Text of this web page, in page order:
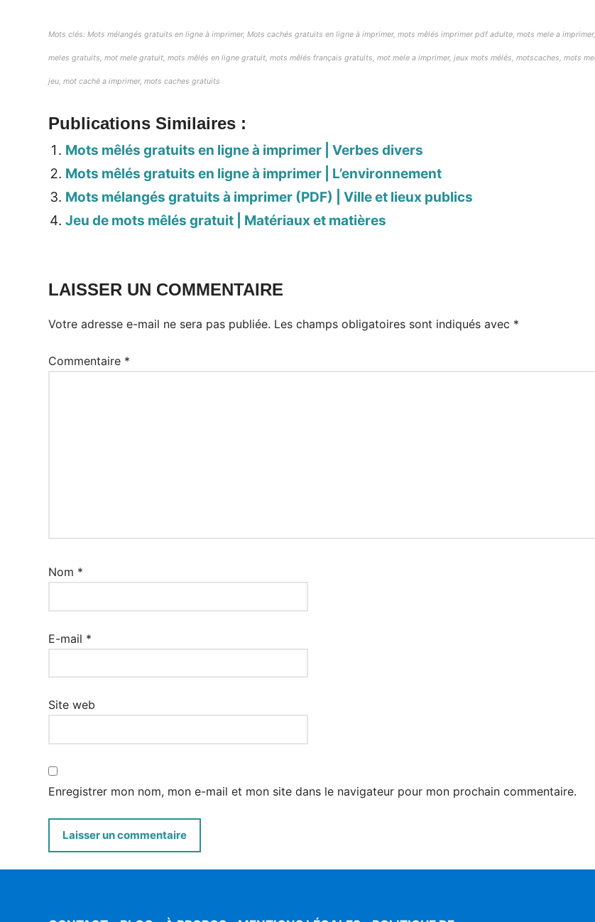
Mots clés: Mots mélangés gratuits en ligne à imprimer, Mots cachés gratuits en ligne à imprimer, mots mêlés imprimer pdf adulte, mots mele a
meles gratuits, mot mele gratuit, mots mêlés en ligne gratuit, mots mêlés français gratuits, mot mele a imprimer, jeux mots mélés, motscaches, mots
jeu, mot caché a imprimer, mots caches gratuits
Publications Similaires :
Mots mêlés gratuits en ligne à imprimer | Verbes divers
Mots mêlés gratuits en ligne à imprimer | L’environnement
Mots mélangés gratuits à imprimer (PDF) | Ville et lieux publics
Jeu de mots mêlés gratuit | Matériaux et matières
LAISSER UN COMMENTAIRE
Votre adresse e-mail ne sera pas publiée. Les champs obligatoires sont indiqués avec *
Commentaire *
Nom *
E-mail *
Site web
Enregistrer mon nom, mon e-mail et mon site dans le navigateur pour mon prochain commentaire.